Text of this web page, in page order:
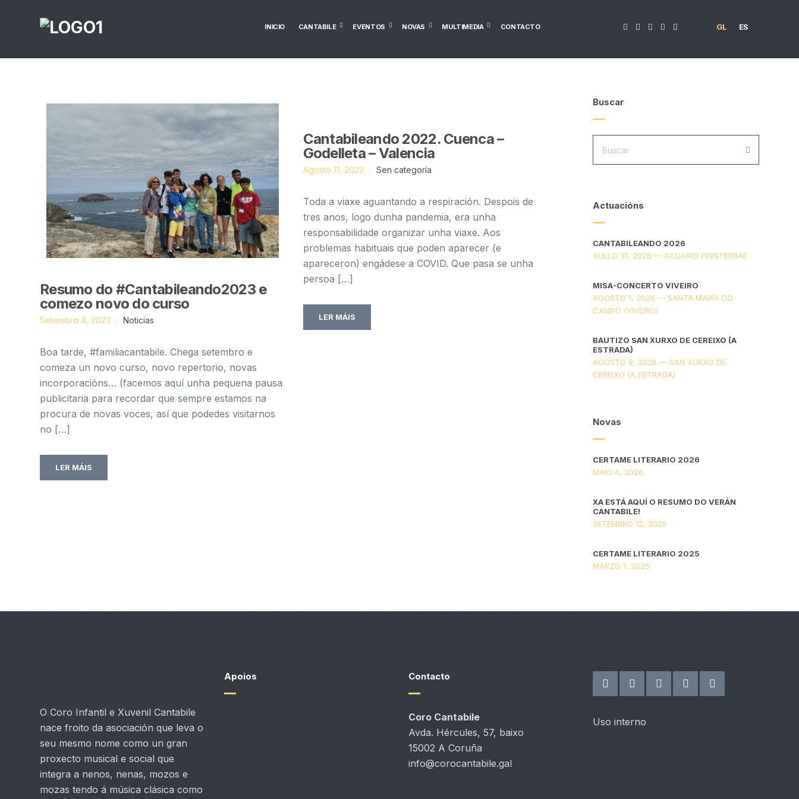
INICIO CANTABILE EVENTOS NOVAS MULTIMEDIA CONTACTO GL ES
Resumo do #Cantabileando2023 e
comezo novo do curso
Setembro 4, 2023 Noticias
Boa tarde, #familiacantabile. Chega setembro e
comeza un novo curso, novo repertorio, novas
incorporacións… (facemos aquí unha pequena pausa
publicitaria para recordar que sempre estamos na
procura de novas voces, así que podedes visitarnos
no […]
LER MÁIS
Cantabileando 2022. Cuenca –
Godelleta – Valencia
Agosto 11, 2022 Sen categoría
Toda a viaxe aguantando a respiración. Despois de
tres anos, logo dunha pandemia, era unha
responsabilidade organizar unha viaxe. Aos
problemas habituais que poden aparecer (e
apareceron) engádese a COVID. Que pasa se unha
persoa […]
LER MÁIS
Buscar
Actuacións
CANTABILEANDO 2026
XULLO 31, 2026 — ACUARIO FINISTERRAE
MISA-CONCERTO VIVEIRO
AGOSTO 1, 2026 — SANTA MARÍA DO
CAMPO (VIVEIRO)
BAUTIZO SAN XURXO DE CEREIXO (A
ESTRADA)
AGOSTO 9, 2026 — SAN XURXO DE
CEREIXO (A ESTRADA)
Novas
CERTAME LITERARIO 2026
MAIO 4, 2026
XA ESTÁ AQUÍ O RESUMO DO VERÁN
CANTABILE!
SETEMBRO 12, 2025
CERTAME LITERARIO 2025
MARZO 1, 2025
O Coro Infantil e Xuvenil Cantabile
nace froito da asociación que leva o
seu mesmo nome como un gran
proxecto musical e social que
integra a nenos, nenas, mozos e
mozas tendo á música clásica como
Apoios Contacto
Coro Cantabile
Avda. Hércules, 57, baixo
15002 A Coruña
info@corocantabile.gal
Uso interno